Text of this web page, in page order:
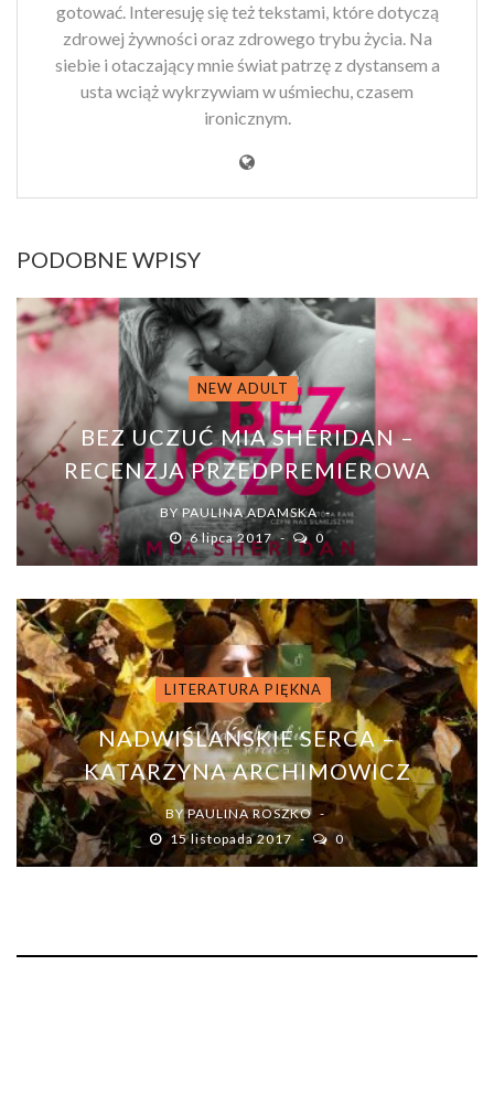
gotować. Interesuję się też tekstami, które dotyczą
zdrowej żywności oraz zdrowego trybu życia. Na
siebie i otaczający mnie świat patrzę z dystansem a
usta wciąż wykrzywiam w uśmiechu, czasem
ironicznym.
PODOBNE WPISY
NEW ADULT
BEZ UCZUĆ MIA SHERIDAN –
RECENZJA PRZEDPREMIEROWA
BY PAULINA ADAMSKA
6 lipca 2017
0
LITERATURA PIĘKNA
NADWIŚLAŃSKIE SERCA –
KATARZYNA ARCHIMOWICZ
BYPAULINA ROSZKO
15 listopada 2017
0